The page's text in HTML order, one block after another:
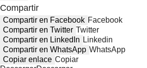
Compartir
Compartir en Facebook Facebook
Compartir en Twitter Twitter
Compartir en LinkedIn Linkedin
Compartir en WhatsApp WhatsApp
Copiar enlace Copiar